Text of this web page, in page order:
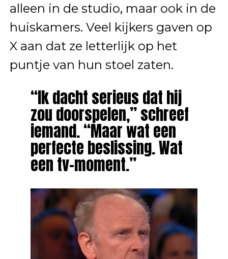
alleen in de studio, maar ook in de
huiskamers. Veel kijkers gaven op
X aan dat ze letterlijk op het
puntje van hun stoel zaten.
“Ik dacht serieus dat hij
zou doorspelen,” schreef
iemand. “Maar wat een
perfecte beslissing. Wat
een tv-moment.”